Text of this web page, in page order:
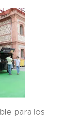
para los